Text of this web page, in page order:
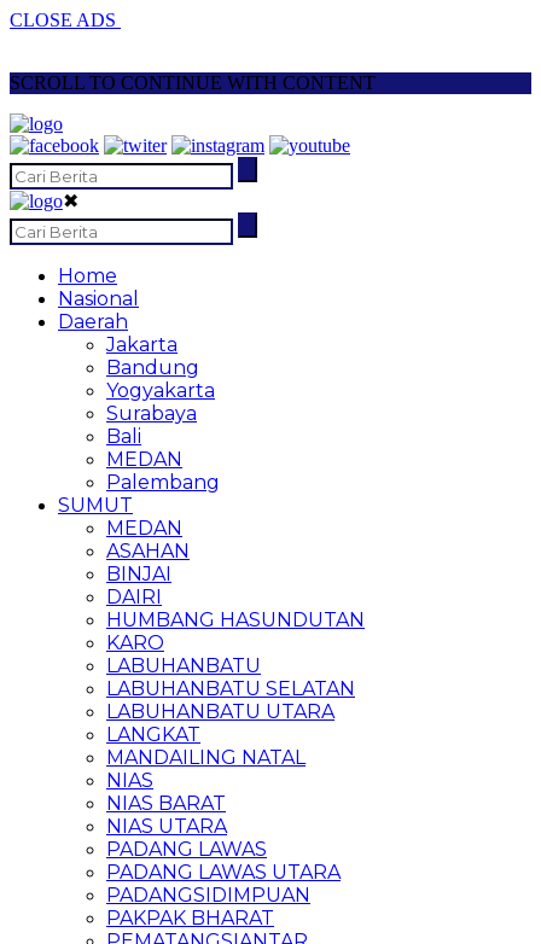
CLOSE ADS
SCROLL TO CONTINUE WITH CONTENT
✖
Home
Nasional
Daerah
Jakarta
Bandung
Yogyakarta
Surabaya
Bali
MEDAN
Palembang
SUMUT
MEDAN
ASAHAN
BINJAI
DAIRI
HUMBANG HASUNDUTAN
KARO
LABUHANBATU
LABUHANBATU SELATAN
LABUHANBATU UTARA
LANGKAT
MANDAILING NATAL
NIAS
NIAS BARAT
NIAS UTARA
PADANG LAWAS
PADANG LAWAS UTARA
PADANGSIDIMPUAN
PAKPAK BHARAT